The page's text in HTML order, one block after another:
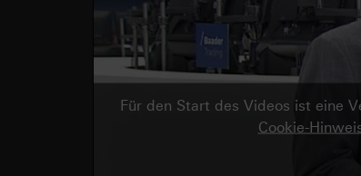
Für den Start des Videos ist eine
Cookie-